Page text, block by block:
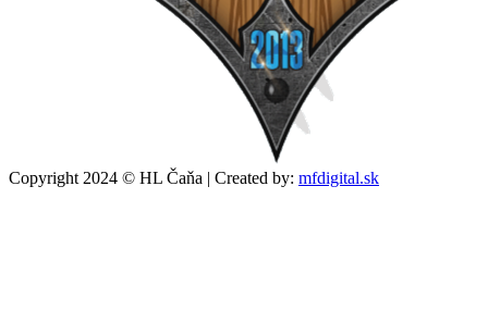
Copyright 2024 © HL Čaňa | Created by: mfdigital.sk